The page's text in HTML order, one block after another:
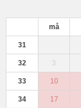
må
31
32 3
33 10
34 17